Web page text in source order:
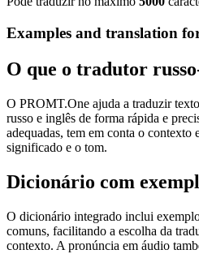
Examples and translation
O que o tradutor
O PROMT.One ajuda a traduzir
russo e inglês de forma rápida e
adequadas, tem em conta o contexto
significado e o tom.
Dicionário com
O dicionário integrado inclui
comuns, facilitando a escolha da
contexto. A pronúncia em áudio